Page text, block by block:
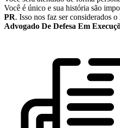
Você é único e sua história são
PR. Isso nos faz ser considerados o
Advogado De Defesa Em